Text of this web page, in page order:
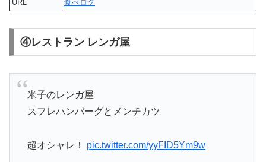
URL
食べログ
④レストラン レンガ屋
米子のレンガ屋
スフレハンバーグとメンチカツ
超オシャレ！ pic.twitter.com/yyFID5Ym9w